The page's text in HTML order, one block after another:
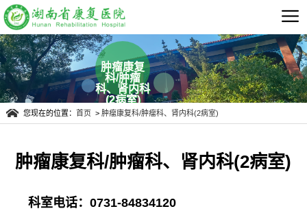
肿瘤康复
科/肿瘤
科、肾内科
(2病室)
您现在的位置： 首页> 肿瘤康复科/肿瘤科、肾内科(2病室)
肿瘤康复科/肿瘤科、肾内科(2病室)
科室电话：0731-84834120